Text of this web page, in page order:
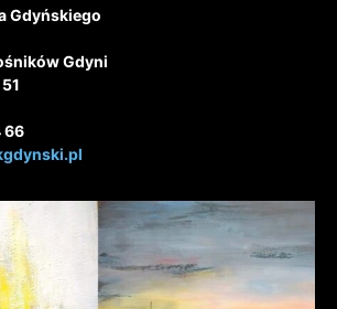
Gdyńskiego
Gdyni
66